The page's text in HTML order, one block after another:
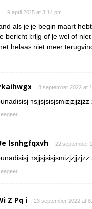
9 april 2015 at 3:14 pm
als je je begin maart
bericht krijg of je wel of
helaas niet meer
8 september 2022 at
nsjjsjsisjsmizjzjjzjzz
lsnhgfqxvh 22 september
nsjjsjsisjsmizjzjjzjzz
Z Pq i 23 september 2022 at